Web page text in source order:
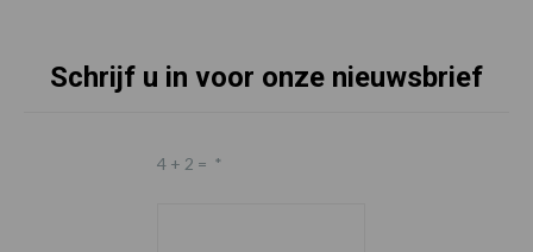
Schrijf u in voor onze nieuwsbrief
4 + 2 = *